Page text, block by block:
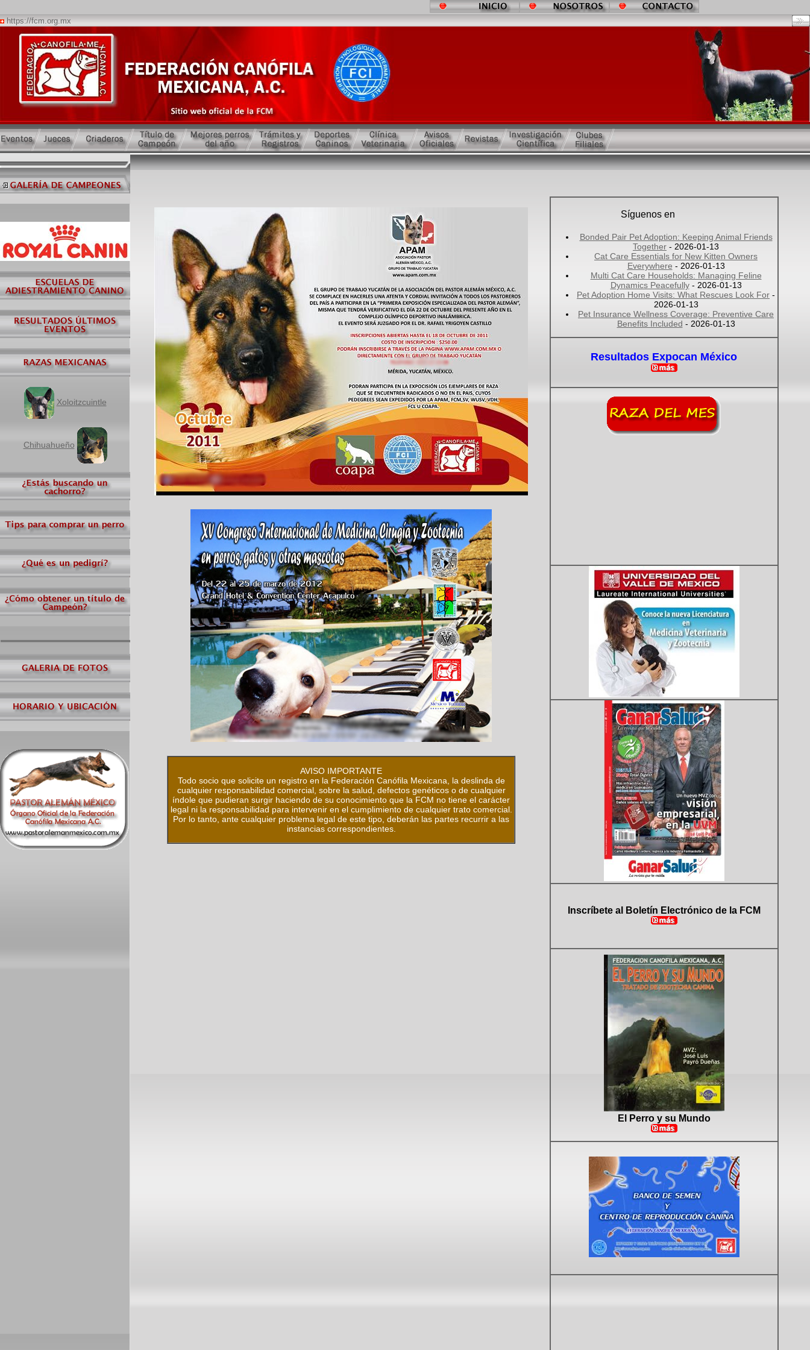
https://fcm.org.mx
Xoloitzcuintle
Chihuahueño
AVISO IMPORTANTE
Todo socio que solicite un registro en la Federación Canófila Mexicana, la deslinda de
cualquier responsabilidad comercial, sobre la salud, defectos genéticos o de cualquier
índole que pudieran surgir haciendo de su conocimiento que la FCM no tiene el carácter
legal ni la responsabilidad para intervenir en el cumplimiento de cualquier trato comercial.
Por lo tanto, ante cualquier problema legal de este tipo, deberán las partes recurrir a las
instancias correspondientes.
Síguenos en
Bonded Pair Pet Adoption: Keeping Animal Friends
Together - 2026-01-13
Cat Care Essentials for New Kitten Owners
Everywhere - 2026-01-13
Multi Cat Care Households: Managing Feline
Dynamics Peacefully- 2026-01-13
Pet Adoption Home Visits: What Rescues Look For -
2026-01-13
Pet Insurance Wellness Coverage: Preventive Care
Benefits Included - 2026-01-13
Resultados Expocan México
Inscríbete al Boletín Electrónico de la FCM
El Perro y su Mundo